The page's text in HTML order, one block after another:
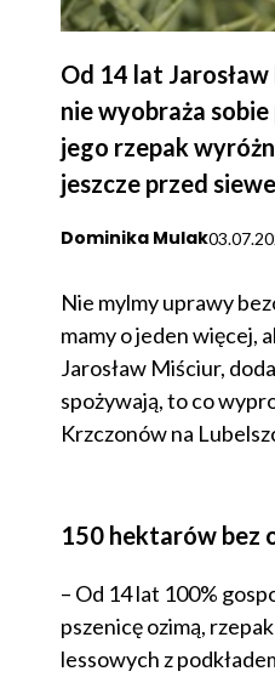
Od 14 lat
nie wyobraża
jego rzepak
jeszcze przed
Dominika Mulak
Nie mylmy uprawy
mamy o jeden więcej,
Jarosław Miściur,
spożywają, to co
Krzczonów na
150 hektarów bez
– Od 14 lat 100%
pszenicę ozimą,
lessowych z